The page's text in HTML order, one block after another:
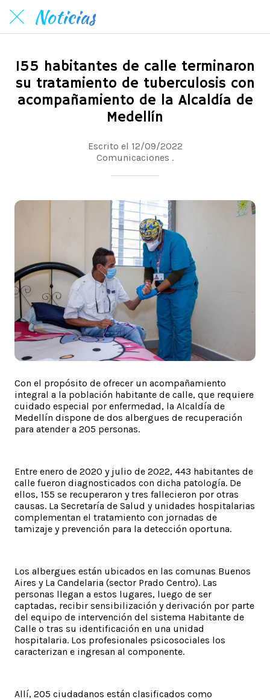
Noticias
155 habitantes de calle terminaron
su tratamiento de tuberculosis con
acompañamiento de la Alcaldía de
Medellín
Escrito el 12/09/2022
Comunicaciones .
Con el propósito de ofrecer un acompañamiento
integral a la población habitante de calle, que requiere
cuidado especial por enfermedad, la Alcaldía de
Medellín dispone de dos albergues de recuperación
para atender a 205 personas.
Entre enero de 2020 y julio de 2022, 443 habitantes de
calle fueron diagnosticados con dicha patología. De
ellos, 155 se recuperaron y tres fallecieron por otras
causas. La Secretaría de Salud y unidades hospitalarias
complementan el tratamiento con jornadas de
tamizaje y prevención para la detección oportuna.
Los albergues están ubicados en las comunas Buenos
Aires y La Candelaria (sector Prado Centro). Las
personas llegan a estos lugares, luego de ser
captadas, recibir sensibilización y derivación por parte
del equipo de intervención del sistema Habitante de
Calle o tras su identificación en una unidad
hospitalaria. Los profesionales psicosociales los
caracterizan e ingresan al componente.
Allí, 205 ciudadanos están clasificados como